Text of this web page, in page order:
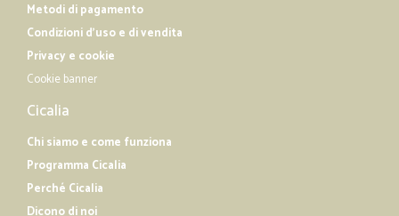
Metodi di pagamento
Condizioni d'uso e di vendita
Privacy e cookie
Cookie banner
Cicalia
Chi siamo e come funziona
Programma Cicalia
Perché Cicalia
Dicono di noi